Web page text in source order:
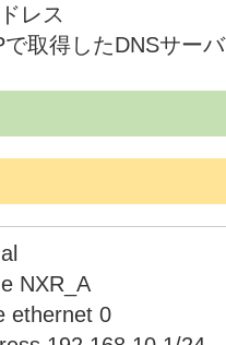
レス
取得したDNSサー
NXR_A
ethernet 0